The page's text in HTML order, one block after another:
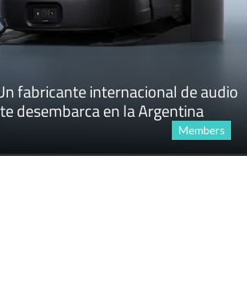
fabricante internacional de audio
desembarca en la Argentina
Members